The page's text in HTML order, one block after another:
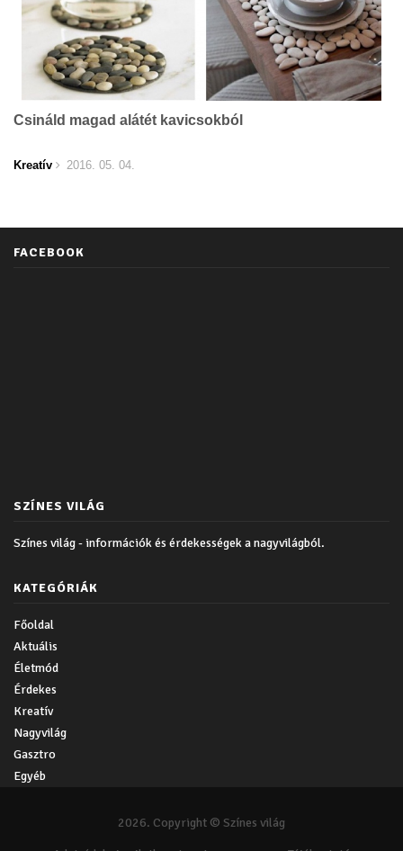
Csináld magad alátét kavicsokból
Kreatív 2016. 05. 04.
FACEBOOK
SZÍNES VILÁG
Színes világ - információk és érdekességek a nagyvilágból.
KATEGÓRIÁK
Főoldal
Aktuális
Életmód
Érdekes
Kreatív
Nagyvilág
Gasztro
Egyéb
2026. Copyright © Színes világ